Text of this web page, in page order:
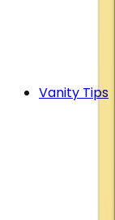
Vanity Tips